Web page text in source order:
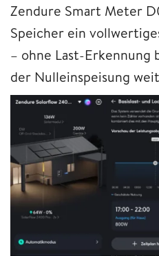
Zendure Smart Meter
Speicher ein
– ohne Last-Erkennung
der Nulleinspeisung